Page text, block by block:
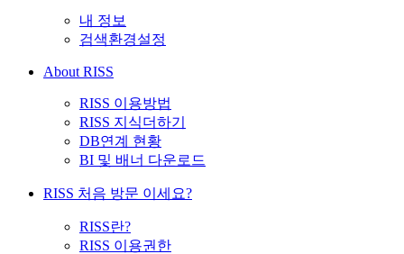
내 정보
검색환경설정
About RISS
RISS 이용방법
RISS 지식더하기
DB연계 현황
BI 및 배너 다운로드
RISS 처음 방문 이세요?
RISS란?
RISS 이용권한